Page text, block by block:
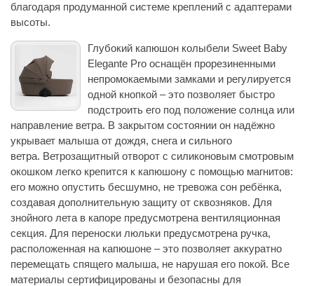
благодаря продуманной системе креплений с адаптерами
высоты.
Глубокий капюшон колыбели Sweet Baby
Elegante Pro оснащён прорезиненными
непромокаемыми замками и регулируется
одной кнопкой – это позволяет быстро
подстроить его под положение солнца или
направление ветра. В закрытом состоянии он надёжно
укрывает малыша от дождя, снега и сильного
ветра. Ветрозащитный отворот с силиконовым смотровым
окошком легко крепится к капюшону с помощью магнитов:
его можно опустить бесшумно, не тревожа сон ребёнка,
создавая дополнительную защиту от сквозняков. Для
знойного лета в капоре предусмотрена вентиляционная
секция. Для переноски люльки предусмотрена ручка,
расположенная на капюшоне – это позволяет аккуратно
перемещать спящего малыша, не нарушая его покой. Все
материалы сертифицированы и безопасны для